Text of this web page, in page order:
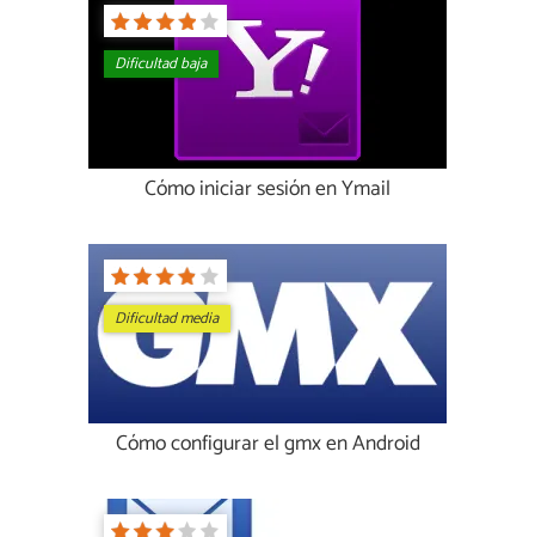
Dificultad baja
Cómo iniciar sesión en Ymail
Dificultad media
Cómo configurar el gmx en Android